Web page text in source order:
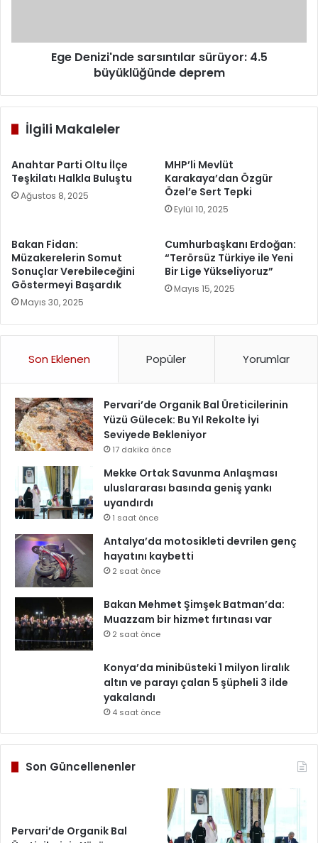
Ege Denizi'nde sarsıntılar sürüyor: 4.5
büyüklüğünde deprem
İlgili Makaleler
Anahtar Parti Oltu İlçe
Teşkilatı Halkla Buluştu
Ağustos 8, 2025
MHP’li Mevlüt
Karakaya’dan Özgür
Özel’e Sert Tepki
Eylül 10, 2025
Bakan Fidan:
Müzakerelerin Somut
Sonuçlar Verebileceğini
Göstermeyi Başardık
Mayıs 30, 2025
Cumhurbaşkanı Erdoğan:
“Terörsüz Türkiye ile Yeni
Bir Lige Yükseliyoruz”
Mayıs 15, 2025
Son Eklenen Popüler Yorumlar
Pervari’de Organik Bal Üreticilerinin
Yüzü Gülecek: Bu Yıl Rekolte İyi
Seviyede Bekleniyor
17 dakika önce
Mekke Ortak Savunma Anlaşması
uluslararası basında geniş yankı
uyandırdı
1 saat önce
Antalya’da motosikleti devrilen genç
hayatını kaybetti
2 saat önce
Bakan Mehmet Şimşek Batman’da:
Muazzam bir hizmet fırtınası var
2 saat önce
Konya’da minibüsteki 1 milyon liralık
altın ve parayı çalan 5 şüpheli 3 ilde
yakalandı
4 saat önce
Son Güncellenenler
Pervari’de Organik Bal